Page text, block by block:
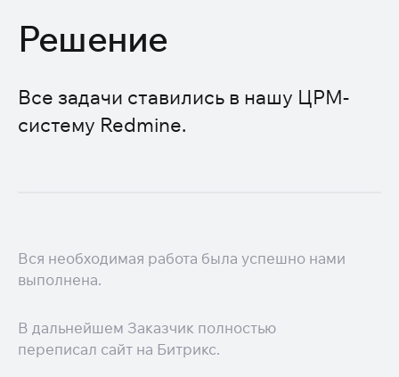
Решение
Все задачи ставились в нашу ЦРМ-
систему Redmine.
Вся необходимая работа была успешно нами
выполнена.
В дальнейшем Заказчик полностью
переписал сайт на Битрикс.